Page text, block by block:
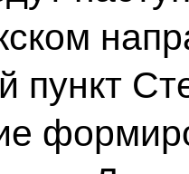
пункт